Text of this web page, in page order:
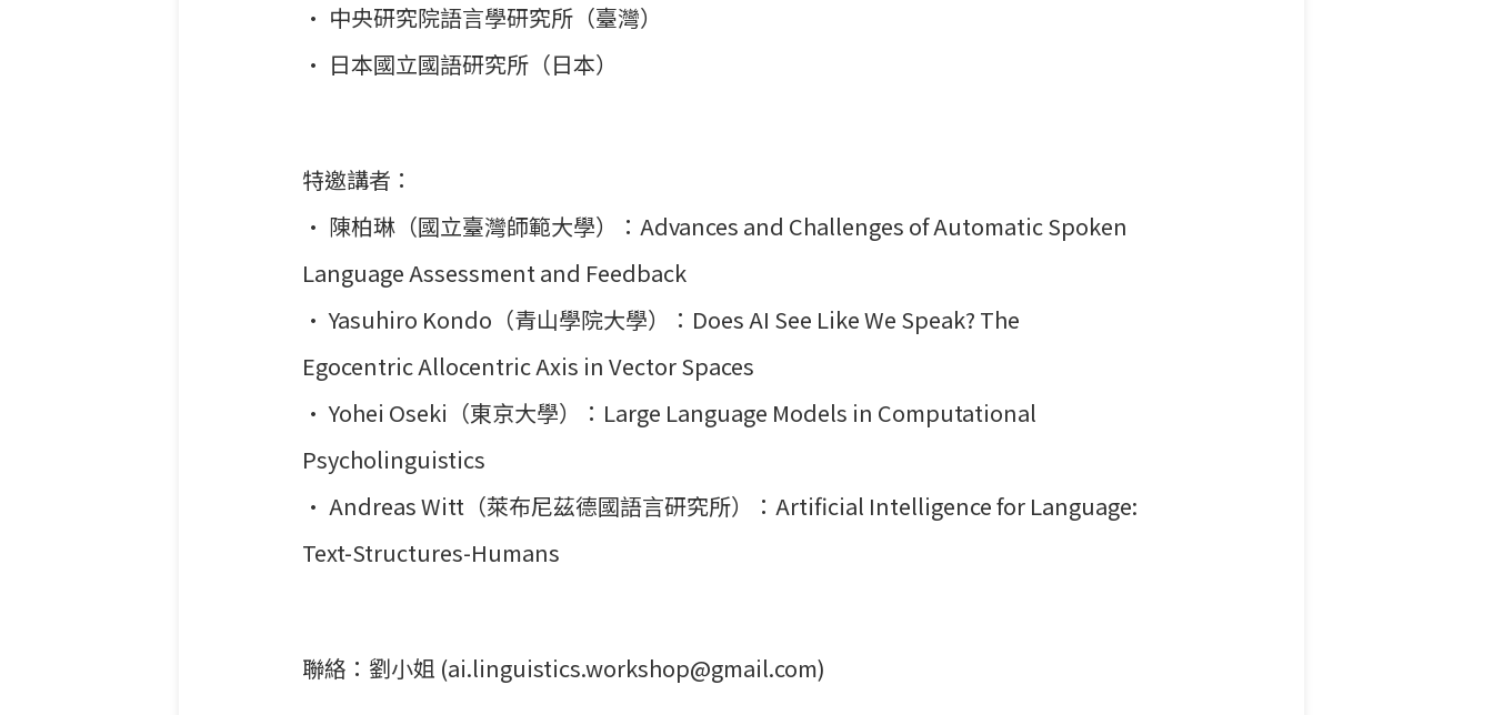
• 中央研究院語言學研究所（臺灣）
• 日本國立國語研究所（日本）
特邀講者：
• 陳柏琳（國立臺灣師範大學）：Advances and Challenges of Automatic Spoken
LanguageAssessment and Feedback
• Yasuhiro Kondo（青山學院大學）：Does AI See Like We Speak? The
EgocentricAllocentric Axis in Vector Spaces
• Yohei Oseki（東京大學）：Large Language Models in Computational
Psycholinguistics
• Andreas Witt（萊布尼茲德國語言研究所）：Artificial Intelligence for Language:
Text-Structures-Humans
聯絡：劉小姐 (ai.linguistics.workshop@gmail.com)